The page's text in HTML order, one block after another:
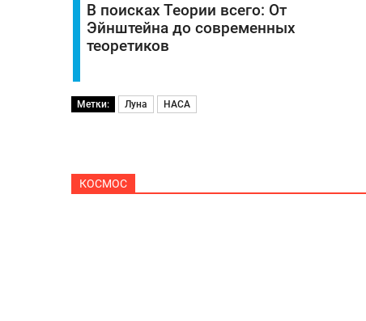
В поисках Теории всего: От
Эйнштейна до современных
теоретиков
Метки: Луна НАСА
КОСМОС